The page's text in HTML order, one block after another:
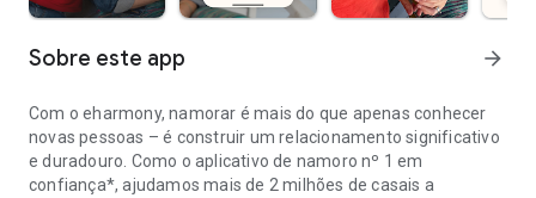
Sobre este app arrow_forward
Com o eharmony, namorar é mais do que apenas conhecer
novas pessoas – é construir um relacionamento significativo
e duradouro. Como o aplicativo de namoro nº 1 em
confiança*, ajudamos mais de 2 milhões de casais a